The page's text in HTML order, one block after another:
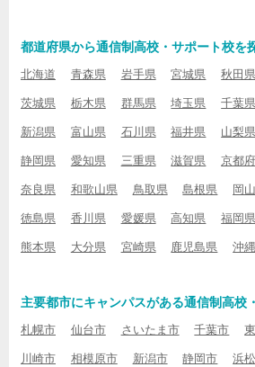
都道府県から通信制高校・サポート校を
北海道 青森県 岩手県 宮城県 秋田県
茨城県 栃木県 群馬県 埼玉県 千葉県
新潟県 富山県 石川県 福井県 山梨県
静岡県 愛知県 三重県 滋賀県 京都府
奈良県 和歌山県 鳥取県 島根県 岡
徳島県 香川県 愛媛県 高知県 福岡県
熊本県 大分県 宮崎県 鹿児島県 沖
主要都市にキャンパスがある通信制高校
札幌市 仙台市 さいたま市 千葉市
川崎市 相模原市 新潟市 静岡市 浜